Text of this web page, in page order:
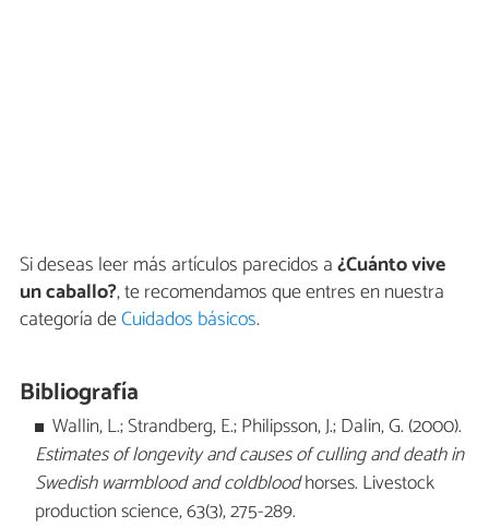
Si deseas leer más artículos parecidos a¿Cuánto vive
un caballo?, te recomendamos que entres en nuestra
categoría deCuidados básicos.
Bibliografía
Wallin, L.; Strandberg, E.; Philipsson, J.; Dalin, G. (2000).
Estimates of longevity and causes of culling and death in
Swedish warmblood and coldbloodhorses. Livestock
production science, 63(3), 275-289.